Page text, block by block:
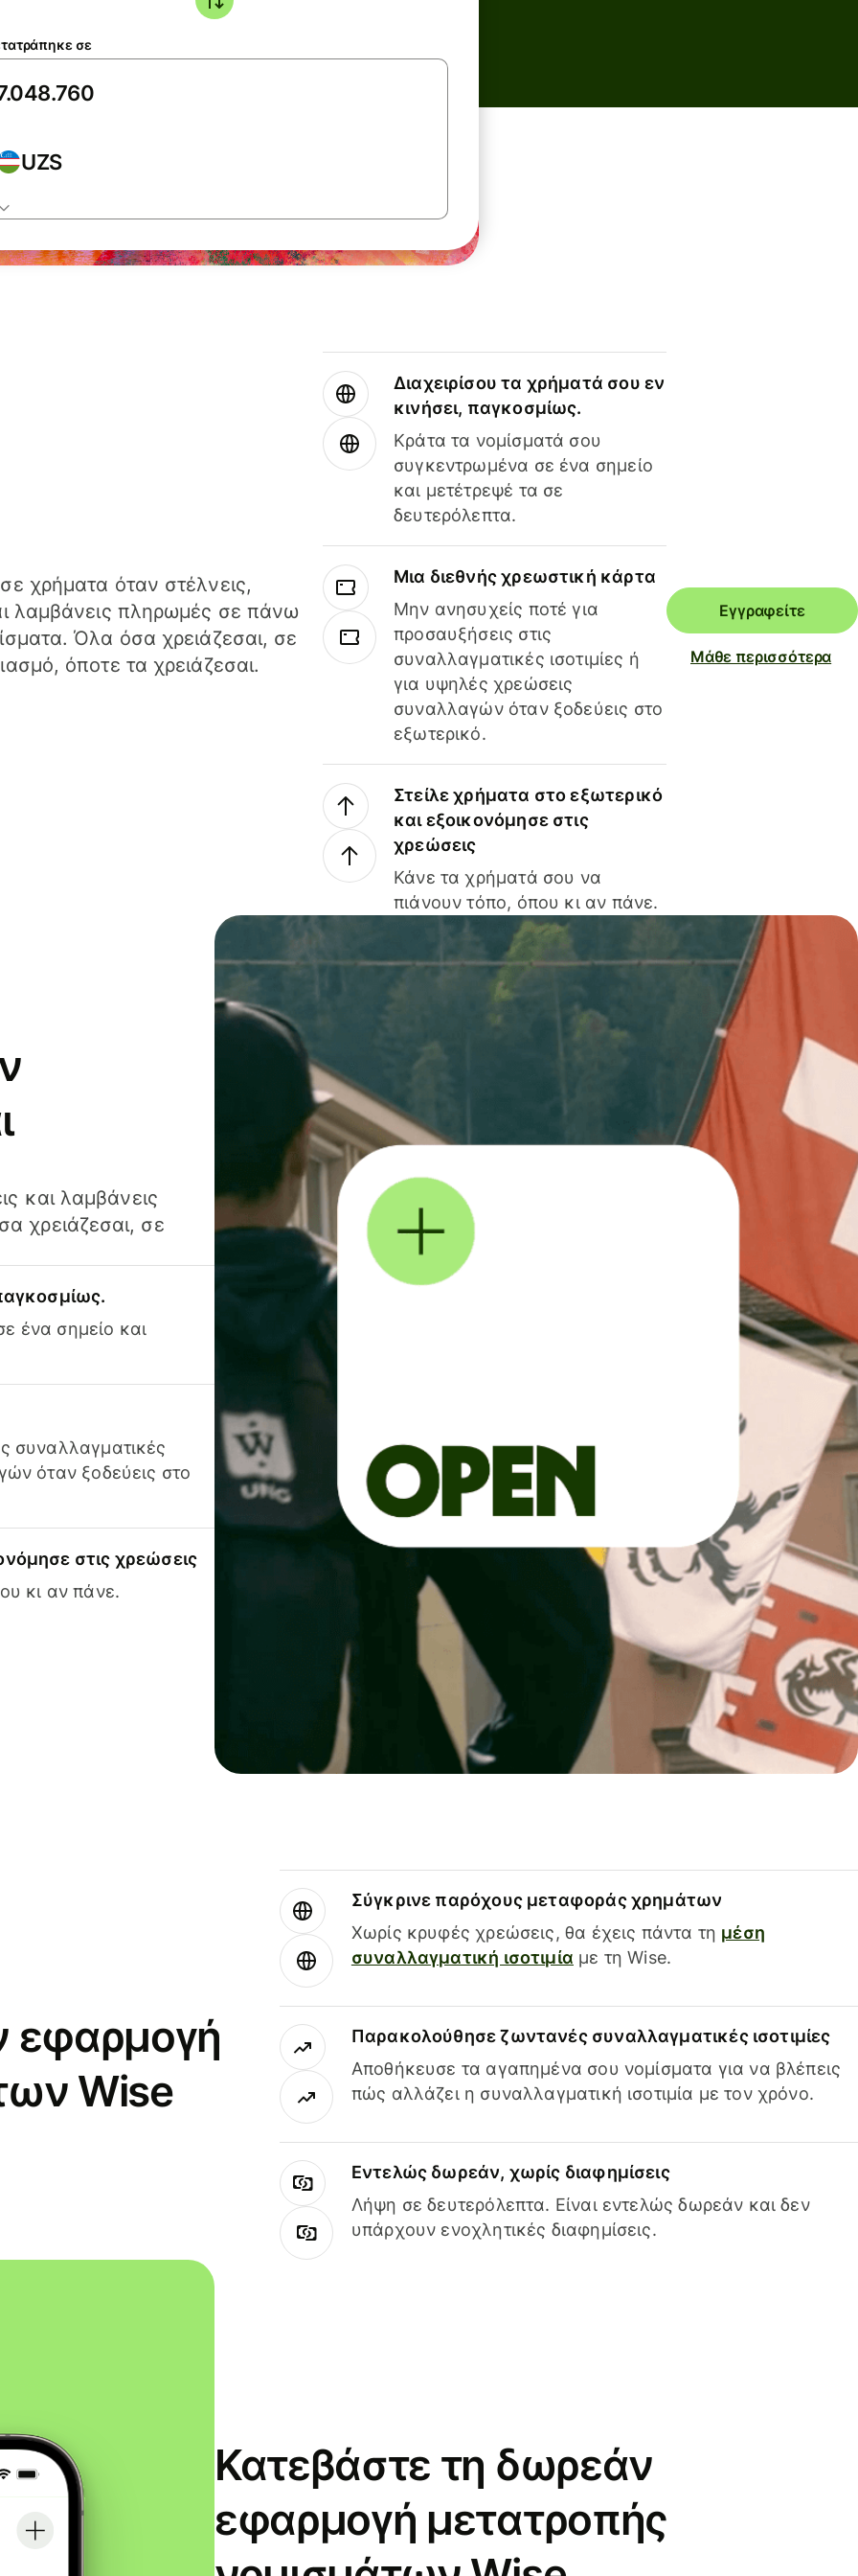
σε
UZS
χρήματα όταν στέλνεις,
λαμβάνεις πληρωμές σε πάνω
Όλα όσα χρειάζεσαι, σε
όποτε τα χρειάζεσαι.
Διαχειρίσου τα χρήματά σου εν
κινήσει, παγκοσμίως.
Κράτα τα νομίσματά σου
συγκεντρωμένα σε ένα σημείο
και μετέτρεψέ τα σε
δευτερόλεπτα.
Μια διεθνής χρεωστική κάρτα
Μην ανησυχείς ποτέ για
προσαυξήσεις στις
συναλλαγματικές ισοτιμίες ή
για υψηλές χρεώσεις
συναλλαγών όταν ξοδεύεις στο
εξωτερικό.
Στείλε χρήματα στο εξωτερικό
και εξοικονόμησε στις
χρεώσεις
Κάνε τα χρήματά σου να
πιάνουν τόπο, όπου κι αν πάνε.
Εγγραφείτε
Μάθε περισσότερα
και λαμβάνεις
χρειάζεσαι, σε
ένα σημείο και
συναλλαγματικές
όταν ξοδεύεις στο
στις χρεώσεις
κι αν πάνε.
εφαρμογή
Wise
Σύγκρινε παρόχους μεταφοράς χρημάτων
Χωρίς κρυφές χρεώσεις, θα έχεις πάντα τη μέση
συναλλαγματική ισοτιμία με τη Wise.
Παρακολούθησε ζωντανές συναλλαγματικές ισοτιμίες
Αποθήκευσε τα αγαπημένα σου νομίσματα για να βλέπεις
πώς αλλάζει η συναλλαγματική ισοτιμία με τον χρόνο.
Εντελώς δωρεάν, χωρίς διαφημίσεις
Λήψη σε δευτερόλεπτα. Είναι εντελώς δωρεάν και δεν
υπάρχουν ενοχλητικές διαφημίσεις.
Κατεβάστε τη δωρεάν
εφαρμογή μετατροπής